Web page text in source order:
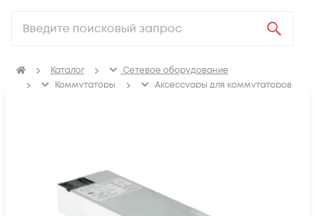
Каталог
Сетевое оборудование
Коммутаторы
Аксессуары для коммутаторов